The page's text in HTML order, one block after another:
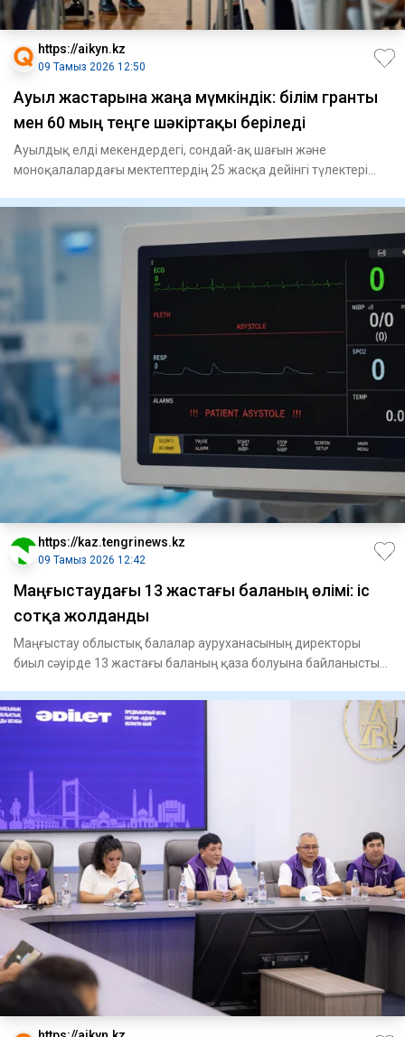
https://aikyn.kz
09 Тамыз 2026 12:50
Ауыл жастарына жаңа мүмкіндік: білім гранты
мен 60 мың теңге шәкіртақы беріледі
Ауылдық елді мекендердегі, сондай-ақ шағын және
моноқалалардағы мектептердің 25 жасқа дейінгі түлектері
https://kaz.tengrinews.kz
09 Тамыз 2026 12:42
Маңғыстаудағы 13 жастағы баланың өлімі: іс
сотқа жолданды
Маңғыстау облыстық балалар ауруханасының директоры
биыл сәуірде 13 жастағы баланың қаза болуына байланысты